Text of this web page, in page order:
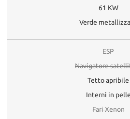
61 KW
Verde
ESP
Navigatore
Tetto apribile
Interni in pelle
Fari Xenon